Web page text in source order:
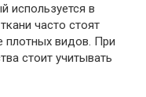
используется в
часто стоят
плотных видов. При
стоит учитывать